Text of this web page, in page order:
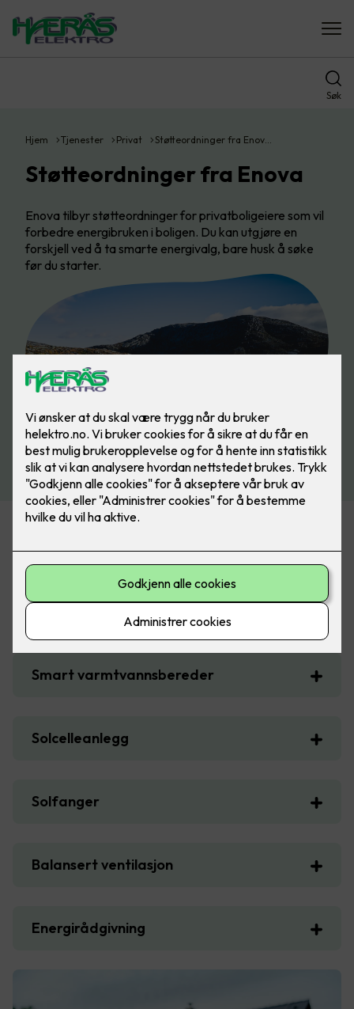
Søk
Hjem Tjenester Privat Støtteordninger fra Enov…
Støtteordninger fra Enova
Enova tilbyr støtteordninger for privatboligeiere som vil
forbedre energibruken i boligen. Du kan utgjøre en
forskjell ved å ta smarte energivalg, bare husk å søke
før du starter.
Enova
Smart varmtvannsbereder
Solcelleanlegg
Solfanger
Balansert ventilasjon
Energirådgivning